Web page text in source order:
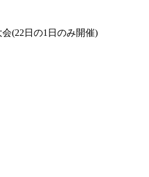
(22日の1日のみ開催)